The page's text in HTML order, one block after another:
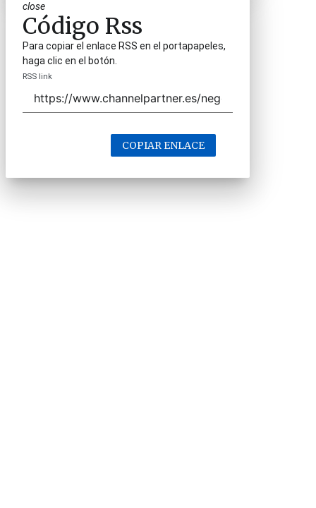
close
Código Rss
Para copiar el enlace RSS en el portapapeles,
haga clic en el botón.
RSS link
COPIAR ENLACE